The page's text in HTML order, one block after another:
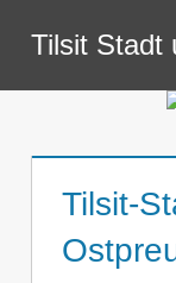
Inhalt
springen
Tilsit Stadt
Tilsit-